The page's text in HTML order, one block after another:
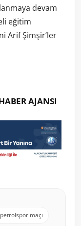
devam
eğitim
Arif Şimşir’ler
AJANSI
maçı